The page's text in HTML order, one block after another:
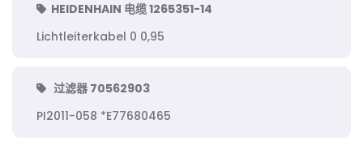
HEIDENHAIN 电缆 1265351-14
Lichtleiterkabel 0 0,95
过滤器 70562903
PI2011-058 *E77680465